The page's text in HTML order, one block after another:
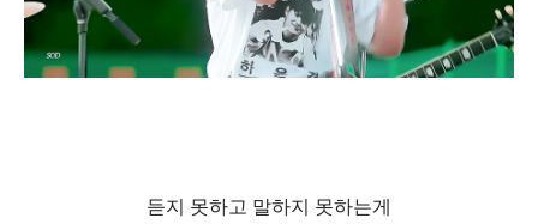
듣지 못하고 말하지 못하는게